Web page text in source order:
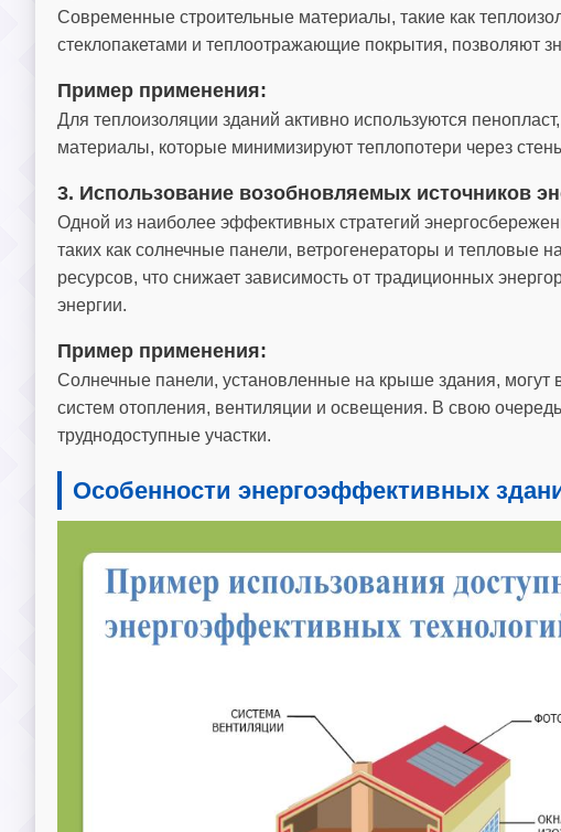
Современные строительные материалы, такие как
стеклопакетами и теплоотражающие покрытия, позволяют
Пример применения:
Для теплоизоляции зданий активно используются
материалы, которые минимизируют теплопотери через
3. Использование возобновляемых источников
Одной из наиболее эффективных стратегий
таких как солнечные панели, ветрогенераторы и тепловые
ресурсов, что снижает зависимость от традиционных
энергии.
Пример применения:
Солнечные панели, установленные на крыше здания, могут
систем отопления, вентиляции и освещения. В свою
труднодоступные участки.
Особенности энергоэффективных